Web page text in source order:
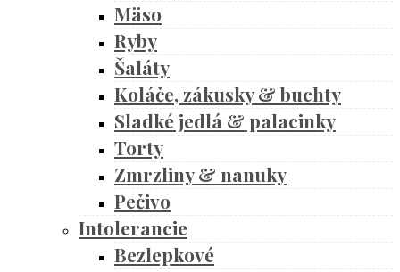
Mäso
Ryby
Šaláty
Koláče, zákusky & buchty
Sladké jedlá & palacinky
Torty
Zmrzliny & nanuky
Pečivo
Intolerancie
Bezlepkové